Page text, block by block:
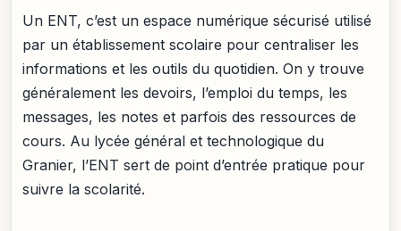
Un ENT, c’est un espace numérique sécurisé utilisé
par un établissement scolaire pour centraliser les
informations et les outils du quotidien. On y trouve
généralement les devoirs, l’emploi du temps, les
messages, les notes et parfois des ressources de
cours. Au lycée général et technologique du
Granier, l’ENT sert de point d’entrée pratique pour
suivre la scolarité.